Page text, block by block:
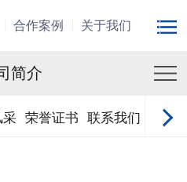
合作案例 关于我们
简介
采 荣誉证书 联系我们 在线